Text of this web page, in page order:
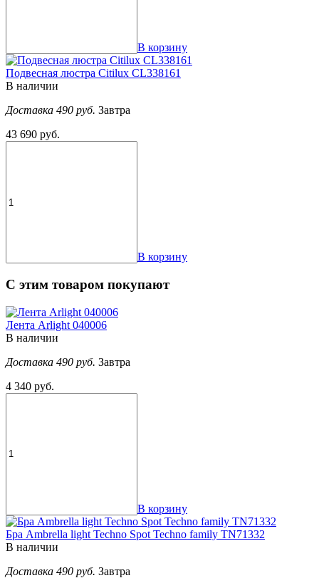
В корзину
Подвесная люстра Citilux CL338161
В наличии
Доставка 490 руб. Завтра
43 690 руб.
В корзину
С этим товаром покупают
Лента Arlight 040006
В наличии
Доставка 490 руб. Завтра
4 340 руб.
В корзину
Бра Ambrella light Techno Spot Techno family TN71332
В наличии
Доставка 490 руб. Завтра